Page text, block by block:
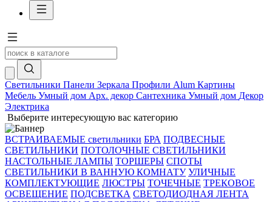
Светильники Панели Зеркала Профили Alum Картины
Мебель Умный дом Арх. декор Сантехника Умный дом Декор
Электрика
Выберите интересующую вас категорию
ВСТРАИВАЕМЫЕ светильники БРА ПОДВЕСНЫЕ
СВЕТИЛЬНИКИ ПОТОЛОЧНЫЕ СВЕТИЛЬНИКИ
НАСТОЛЬНЫЕ ЛАМПЫ ТОРШЕРЫ СПОТЫ
СВЕТИЛЬНИКИ В ВАННУЮ КОМНАТУ УЛИЧНЫЕ
КОМПЛЕКТУЮЩИЕ ЛЮСТРЫ ТОЧЕЧНЫЕ ТРЕКОВОЕ
ОСВЕЩЕНИЕ ПОДСВЕТКА СВЕТОДИОДНАЯ ЛЕНТА